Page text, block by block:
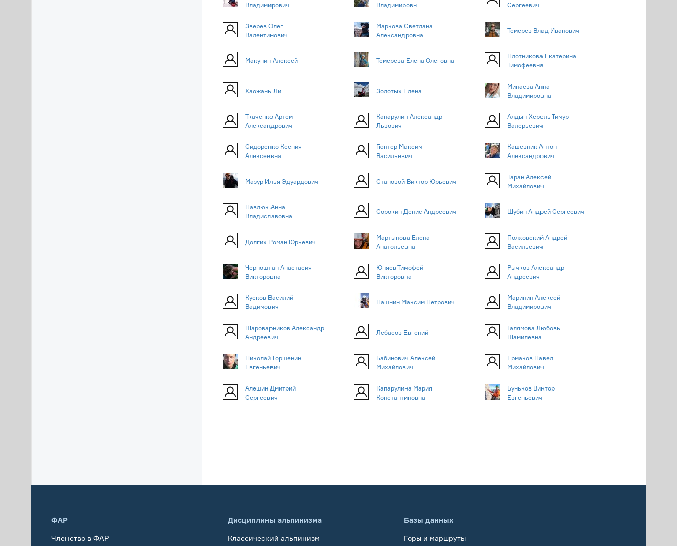
Владимирович
Владимировн
Сергеевич
Зверев Олег
Валентинович
Маркова Светлана
Александровна
Темерев Влад Иванович
Макунин Алексей Темерева Елена Олеговна
Плотникова Екатерина
Тимофеевна
Хаожань Ли Золотых Елена
Минаева Анна
Владимировна
Ткаченко Артем
Александрович
Капарулин Александр
Львович
Алдын-Херель Тимур
Валерьевич
Сидоренко Ксения
Алексеевна
Гюнтер Максим
Васильевич
Кашевник Антон
Александрович
Мазур Илья Эдуардович Становой Виктор Юрьевич
Таран Алексей
Михайлович
Павлюк Анна
Владиславовна
Сорокин Денис Андреевич Шубин Андрей Сергеевич
Долгих Роман Юрьевич
Мартынова Елена
Анатольевна
Полховский Андрей
Васильевич
Черноштан Анастасия
Викторовна
Юняев Тимофей
Викторовна
Рычков Александр
Андреевич
Кусков Василий
Вадимович
Пашнин Максим Петрович
Маринин Алексей
Владимирович
Шароварников Александр
Андреевич
Лебасов Евгений
Галямова Любовь
Шамилевна
Николай Горшенин
Евгеньевич
Бабинович Алексей
Михайлович
Ермаков Павел
Михайлович
Алешин Дмитрий
Сергеевич
Капарулина Мария
Константиновна
Буньков Виктор
Евгеньевич
ФАР
Членство в ФАР
Дисциплины альпинизма
Классический альпинизм
Базы данных
Горы и маршруты